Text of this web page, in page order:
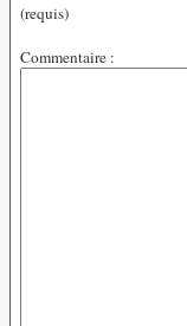
(requis)
Commentaire :